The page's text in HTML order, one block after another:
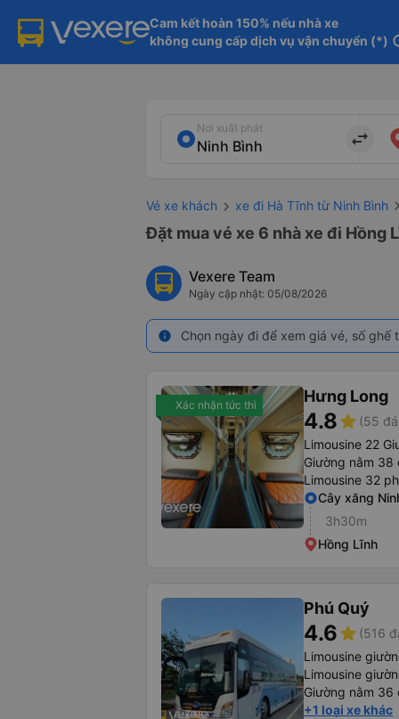
Cam kết hoàn 150% nếu nhà xe
không cung cấp dịch vụ vận chuyển (*)
Nơi xuất phát
import_export
Vé xe khách xe đi Hà Tĩnh từ Ninh Bình
Đặt mua vé xe 6 nhà xe đi Hồng
Vexere Team
Ngày cập nhật: 05/08/2026
info Chọn ngày đi để xem giá vé, số
Xác nhận tức thì Hưng Long
4.8star (55
Limousine 22
Giường nằm 38
Limousine 32
Cây xăng
3h30m
Hồng Lĩnh
Phú Quý
4.6star (516
Limousine
Limousine
Giường nằm 36
+1 loại xe khác